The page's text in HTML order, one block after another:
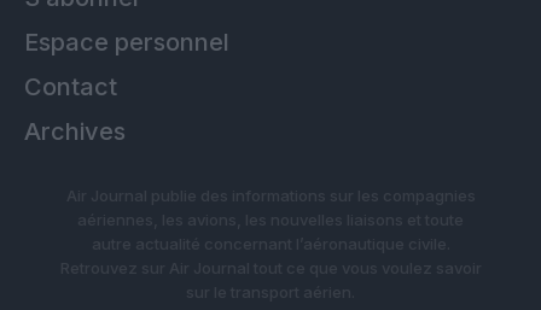
Espace personnel
Contact
Archives